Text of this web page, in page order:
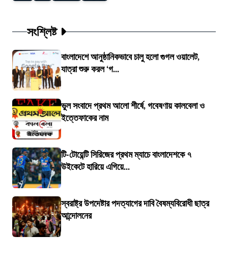
সংশ্লিষ্ট
বাংলাদেশে আনুষ্ঠানিকভাবে চালু হলো গুগল ওয়ালেট,
যাত্রা শুরু করল ‘গ...
ভুল সংবাদে প্রথম আলো শীর্ষে, গবেষণায় কালবেলা ও
ইত্তেফাকের নাম
টি-টোয়েন্টি সিরিজের প্রথম ম্যাচে বাংলাদেশকে ৭
উইকেটে হারিয়ে এগিয়ে...
স্বরাষ্ট্র উপদেষ্টার পদত্যাগের দাবি বৈষম্যবিরোধী ছাত্র
আন্দোলনের